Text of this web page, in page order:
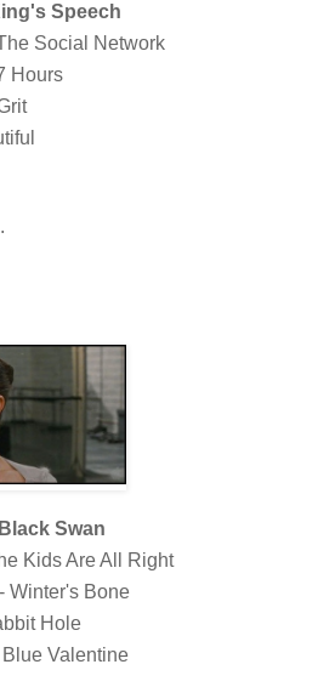
Speech
Social Network
Hours
Swan
Kids Are All Right
Winter's Bone
Hole
Valentine